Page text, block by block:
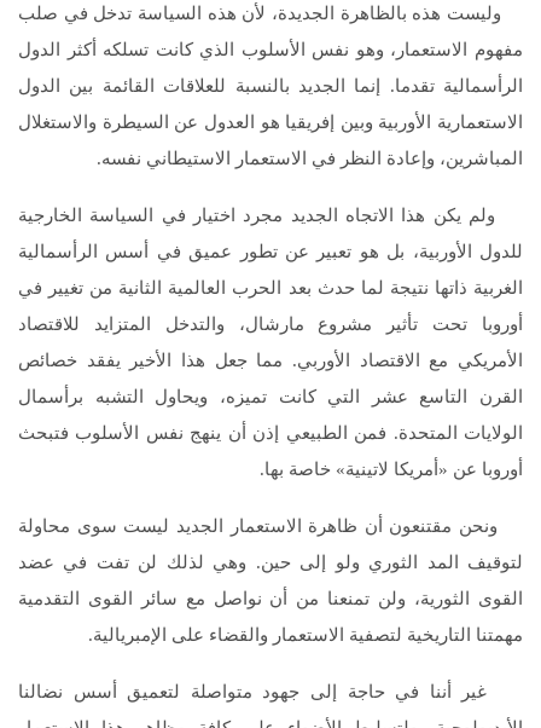
وليست هذه بالظاهرة الجديدة، لأن هذه السياسة تدخل في صلب
مفهوم الاستعمار، وهو نفس الأسلوب الذي كانت تسلكه أكثر الدول
الرأسمالية تقدما. إنما الجديد بالنسبة للعلاقات القائمة بين الدول
الاستعمارية الأوربية وبين إفريقيا هو العدول عن السيطرة والاستغلال
المباشرين، وإعادة النظر في الاستعمار الاستيطاني نفسه.
ولم يكن هذا الاتجاه الجديد مجرد اختيار في السياسة الخارجية
للدول الأوربية، بل هو تعبير عن تطور عميق في أسس الرأسمالية
الغربية ذاتها نتيجة لما حدث بعد الحرب العالمية الثانية من تغيير في
أوروبا تحت تأثير مشروع مارشال، والتدخل المتزايد للاقتصاد
الأمريكي مع الاقتصاد الأوربي. مما جعل هذا الأخير يفقد خصائص
القرن التاسع عشر التي كانت تميزه، ويحاول التشبه برأسمال
الولايات المتحدة. فمن الطبيعي إذن أن ينهج نفس الأسلوب فتبحث
أوروبا عن «أمريكا لاتينية» خاصة بها.
ونحن مقتنعون أن ظاهرة الاستعمار الجديد ليست سوى محاولة
لتوقيف المد الثوري ولو إلى حين. وهي لذلك لن تفت في عضد
القوى الثورية، ولن تمنعنا من أن نواصل مع سائر القوى التقدمية
مهمتنا التاريخية لتصفية الاستعمار والقضاء على الإمبريالية.
غير أننا في حاجة إلى جهود متواصلة لتعميق أسس نضالنا